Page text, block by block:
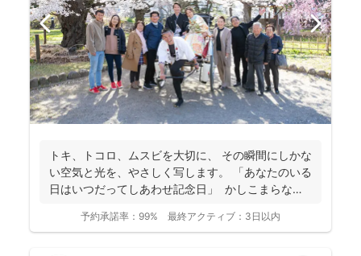
トキ、トコロ、ムスビを大切に、 その瞬間にしかな
い空気と光を、やさしく写します。 「あなたのいる
日はいつだってしあわせ記念日」 かしこまらなく
予約承諾率： 99% 最終アクティブ： 3日以内